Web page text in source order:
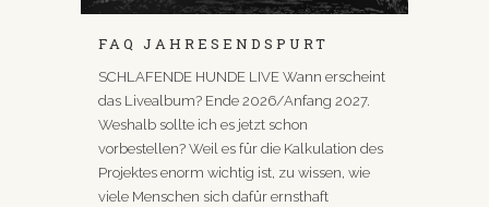
FAQ JAHRESENDSPURT
SCHLAFENDE HUNDE LIVE Wann erscheint
das Livealbum? Ende 2026/Anfang 2027.
Weshalb sollte ich es jetzt schon
vorbestellen? Weil es für die Kalkulation des
Projektes enorm wichtig ist, zu wissen, wie
viele Menschen sich dafür ernsthaft